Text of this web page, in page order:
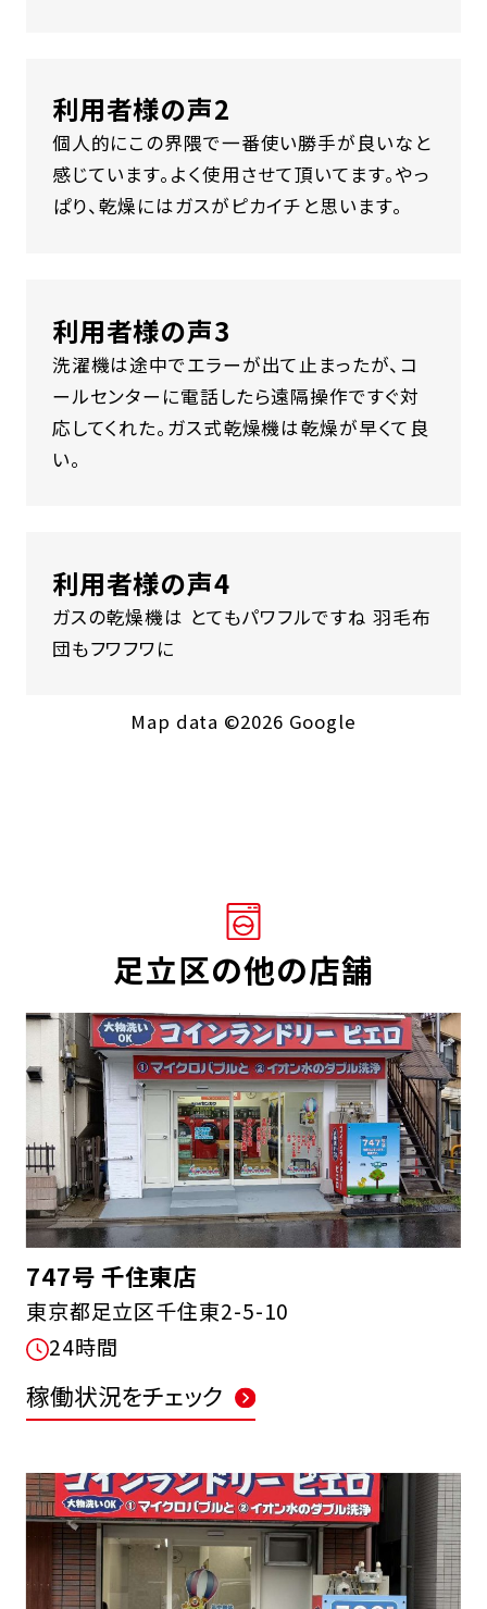
利用者様の声2
個人的にこの界隈で一番使い勝手が良いなと
感じています。よく使用させて頂いてます。やっ
ぱり、乾燥にはガスがピカイチと思います。
利用者様の声3
洗濯機は途中でエラーが出て止まったが、コ
ールセンターに電話したら遠隔操作ですぐ対
応してくれた。ガス式乾燥機は乾燥が早くて良
い。
利用者様の声4
ガスの乾燥機は とてもパワフルですね 羽毛布
団もフワフワに
Map data ©2026 Google
足立区の他の店舗
747号 千住東店
東京都足立区千住東2-5-10
24時間
稼働状況をチェック